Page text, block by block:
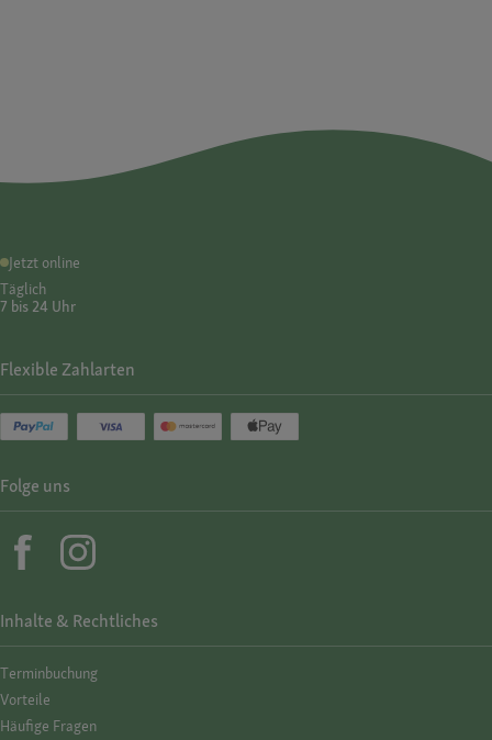
Jetzt online
Täglich
7 bis 24 Uhr
Inhalte & Rechtliches
Termin­buchung
Vorteile
Häufige Fragen
Flexible Zahlarten
Folge uns